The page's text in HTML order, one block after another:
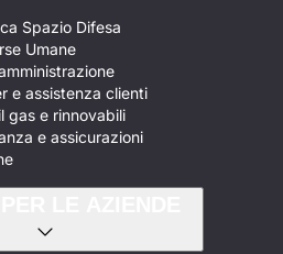
Spazio Difesa
Umane
e assistenza clienti
gas e rinnovabili
e assicurazioni